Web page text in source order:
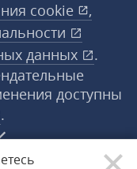
cookie
,
данных
.
доступны
.